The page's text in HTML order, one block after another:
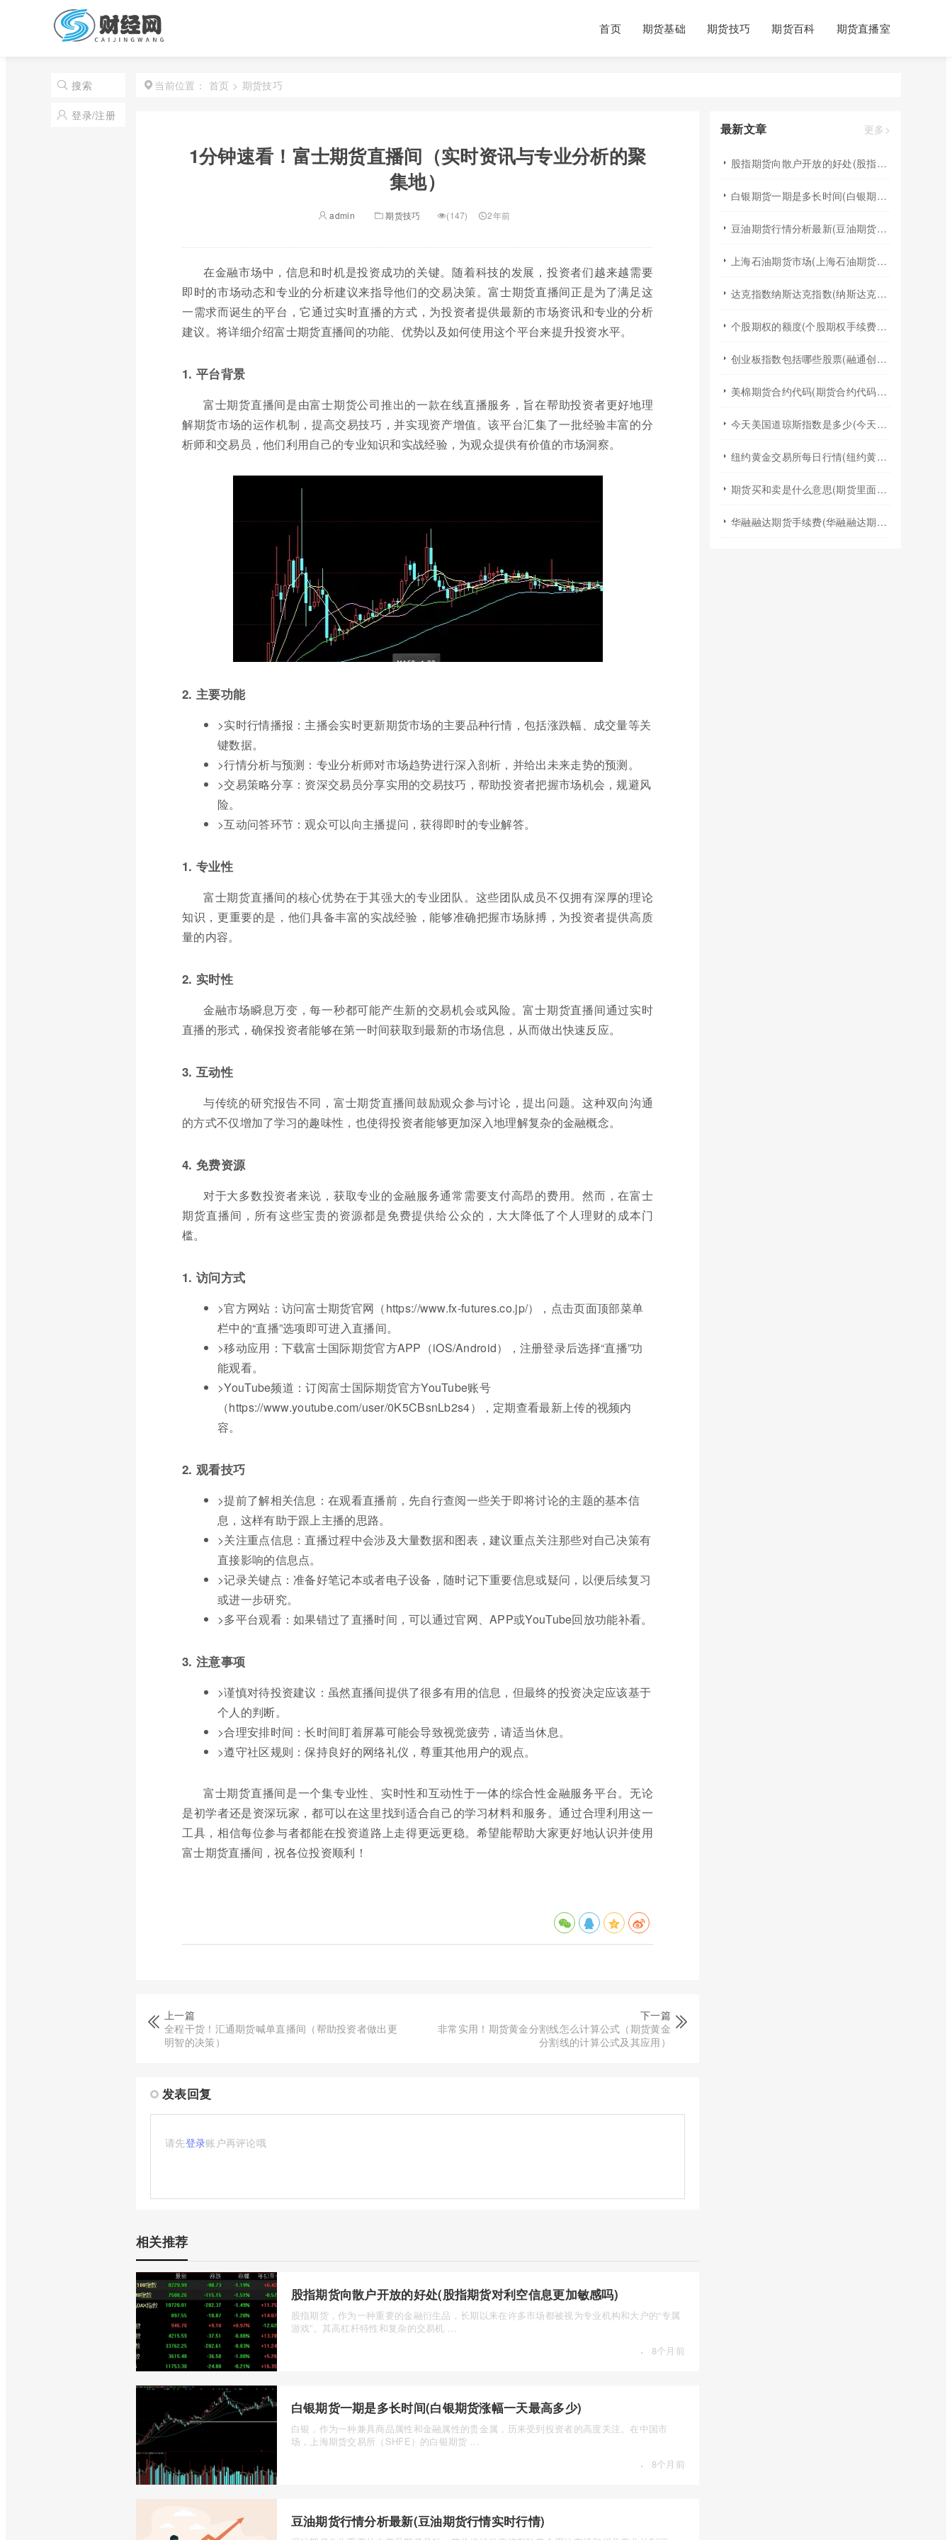
首页 期货基础 期货技巧 期货百科 期货直播室
搜索
登录/注册
当前位置： 首页 > 期货技巧
1分钟速看！富士期货直播间（实时资讯与专业分析的聚
集地）
admin 期货技巧 (147) 2年前
在金融市场中，信息和时机是投资成功的关键。随着科技的发展，投资者们越来越需要
即时的市场动态和专业的分析建议来指导他们的交易决策。富士期货直播间正是为了满足这
一需求而诞生的平台，它通过实时直播的方式，为投资者提供最新的市场资讯和专业的分析
建议。将详细介绍富士期货直播间的功能、优势以及如何使用这个平台来提升投资水平。
1. 平台背景
富士期货直播间是由富士期货公司推出的一款在线直播服务，旨在帮助投资者更好地理
解期货市场的运作机制，提高交易技巧，并实现资产增值。该平台汇集了一批经验丰富的分
析师和交易员，他们利用自己的专业知识和实战经验，为观众提供有价值的市场洞察。
2. 主要功能
>实时行情播报：主播会实时更新期货市场的主要品种行情，包括涨跌幅、成交量等关
键数据。
>行情分析与预测：专业分析师对市场趋势进行深入剖析，并给出未来走势的预测。
>交易策略分享：资深交易员分享实用的交易技巧，帮助投资者把握市场机会，规避风
险。
>互动问答环节：观众可以向主播提问，获得即时的专业解答。
1. 专业性
富士期货直播间的核心优势在于其强大的专业团队。这些团队成员不仅拥有深厚的理论
知识，更重要的是，他们具备丰富的实战经验，能够准确把握市场脉搏，为投资者提供高质
量的内容。
2. 实时性
金融市场瞬息万变，每一秒都可能产生新的交易机会或风险。富士期货直播间通过实时
直播的形式，确保投资者能够在第一时间获取到最新的市场信息，从而做出快速反应。
3. 互动性
与传统的研究报告不同，富士期货直播间鼓励观众参与讨论，提出问题。这种双向沟通
的方式不仅增加了学习的趣味性，也使得投资者能够更加深入地理解复杂的金融概念。
4. 免费资源
对于大多数投资者来说，获取专业的金融服务通常需要支付高昂的费用。然而，在富士
期货直播间，所有这些宝贵的资源都是免费提供给公众的，大大降低了个人理财的成本门
槛。
1. 访问方式
>官方网站：访问富士期货官网（https://www.fx-futures.co.jp/），点击页面顶部菜单
栏中的“直播”选项即可进入直播间。
>移动应用：下载富士国际期货官方APP（iOS/Android），注册登录后选择“直播”功
能观看。
>YouTube频道：订阅富士国际期货官方YouTube账号
（https://www.youtube.com/user/0K5CBsnLb2s4），定期查看最新上传的视频内
容。
2. 观看技巧
>提前了解相关信息：在观看直播前，先自行查阅一些关于即将讨论的主题的基本信
息，这样有助于跟上主播的思路。
>关注重点信息：直播过程中会涉及大量数据和图表，建议重点关注那些对自己决策有
直接影响的信息点。
>记录关键点：准备好笔记本或者电子设备，随时记下重要信息或疑问，以便后续复习
或进一步研究。
>多平台观看：如果错过了直播时间，可以通过官网、APP或YouTube回放功能补看。
3. 注意事项
>谨慎对待投资建议：虽然直播间提供了很多有用的信息，但最终的投资决定应该基于
个人的判断。
>合理安排时间：长时间盯着屏幕可能会导致视觉疲劳，请适当休息。
>遵守社区规则：保持良好的网络礼仪，尊重其他用户的观点。
富士期货直播间是一个集专业性、实时性和互动性于一体的综合性金融服务平台。无论
是初学者还是资深玩家，都可以在这里找到适合自己的学习材料和服务。通过合理利用这一
工具，相信每位参与者都能在投资道路上走得更远更稳。希望能帮助大家更好地认识并使用
富士期货直播间，祝各位投资顺利！
上一篇
全程干货！汇通期货喊单直播间（帮助投资者做出更
明智的决策）
下一篇
非常实用！期货黄金分割线怎么计算公式（期货黄金
分割线的计算公式及其应用）
发表回复
请先登录账户再评论哦
相关推荐
股指期货向散户开放的好处(股指期货对利空信息更加敏感吗)
股指期货，作为一种重要的金融衍生品，长期以来在许多市场都被视为专业机构和大户的“专属
游戏”。其高杠杆特性和复杂的交易机 ...
· 8个月前
白银期货一期是多长时间(白银期货涨幅一天最高多少)
白银，作为一种兼具商品属性和金融属性的贵金属，历来受到投资者的高度关注。在中国市
场，上海期货交易所（SHFE）的白银期货 ...
· 8个月前
豆油期货行情分析最新(豆油期货行情实时行情)
最新文章 更多>
股指期货向散户开放的好处(股指期货对利空信息更加敏感吗)
白银期货一期是多长时间(白银期货涨幅一天最高多少)
豆油期货行情分析最新(豆油期货行情实时行情)
上海石油期货市场(上海石油期货市场行情)
达克指数纳斯达克指数(纳斯达克指数与纳斯达克100的区别)
个股期权的额度(个股期权手续费是多少)
创业板指数包括哪些股票(融通创业板指数基金是什么股票)
美棉期货合约代码(期货合约代码什么意思)
今天美国道琼斯指数是多少(今天美国股票指数)
纽约黄金交易所每日行情(纽约黄金期货实时行情)
期货买和卖是什么意思(期货里面的买和卖是什么意思)
华融融达期货手续费(华融融达期货手续费收费标准)